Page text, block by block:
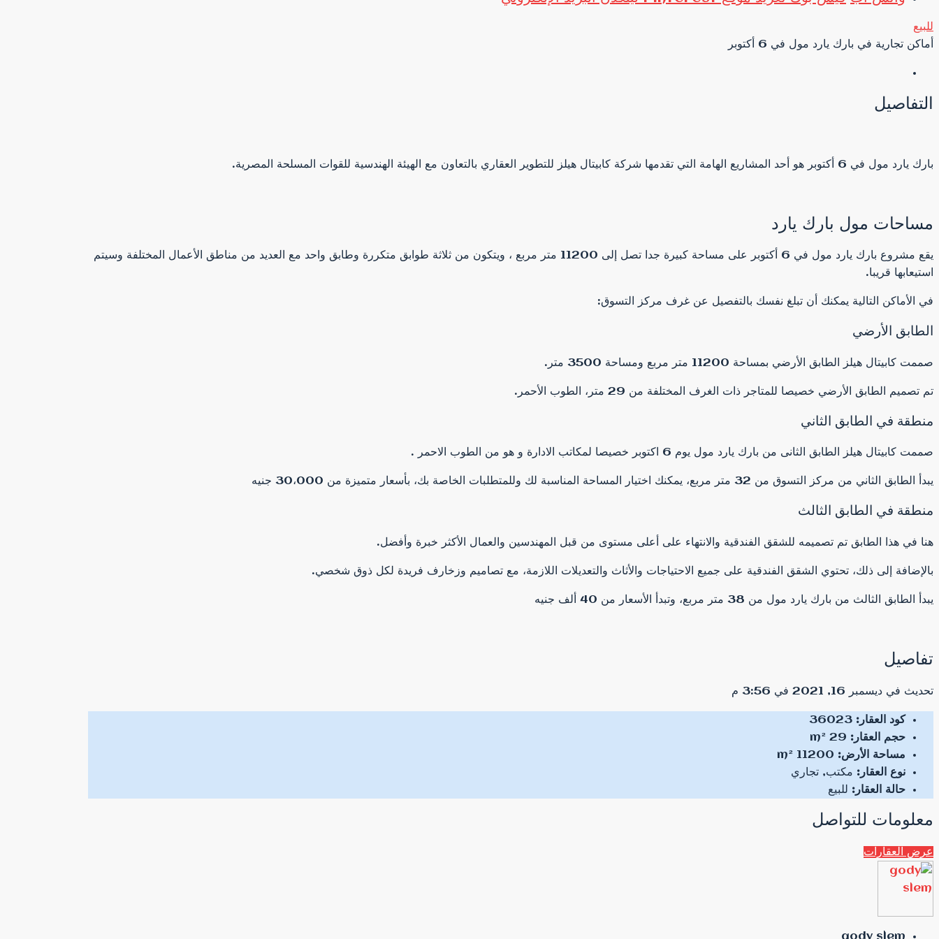
للبيع
أماكن تجارية في بارك يارد مول في 6 أكتوبر
التفاصيل
بارك يارد مول في 6 أكتوبر هو أحد المشاريع الهامة التي تقدمها شركة كابيتال هيلز للتطوير العقاري بالتعاون مع الهيئة الهندسية للقوات المسلحة المصرية.
مساحات مول بارك يارد
يقع مشروع بارك يارد مول في 6 أكتوبر على مساحة كبيرة جدا تصل إلى 11200 متر مربع ، ويتكون من ثلاثة طوابق متكررة وطابق واحد مع العديد من مناطق الأعمال المختلفة وسيتم
استيعابها قريبا.
في الأماكن التالية يمكنك أن تبلغ نفسك بالتفصيل عن غرف مركز التسوق:
الطابق الأرضي
صممت كابيتال هيلز الطابق الأرضي بمساحة 11200 متر مربع ومساحة 3500 متر.
تم تصميم الطابق الأرضي خصيصا للمتاجر ذات الغرف المختلفة من 29 متر، الطوب الأحمر.
منطقة في الطابق الثاني
صممت كابيتال هيلز الطابق الثانى من بارك يارد مول يوم 6 اكتوبر خصيصا لمكاتب الادارة و هو من الطوب الاحمر .
يبدأ الطابق الثاني من مركز التسوق من 32 متر مربع، يمكنك اختيار المساحة المناسبة لك وللمتطلبات الخاصة بك، بأسعار متميزة من 30،000 جنيه
منطقة في الطابق الثالث
هنا في هذا الطابق تم تصميمه للشقق الفندقية والانتهاء على أعلى مستوى من قبل المهندسين والعمال الأكثر خبرة وأفضل.
بالإضافة إلى ذلك، تحتوي الشقق الفندقية على جميع الاحتياجات والأثاث والتعديلات اللازمة، مع تصاميم وزخارف فريدة لكل ذوق شخصي.
يبدأ الطابق الثالث من بارك يارد مول من 38 متر مربع، وتبدأ الأسعار من 40 ألف جنيه
تفاصيل
تحديث في ديسمبر 16, 2021 في 3:56 م
كود العقار: 36023
حجم العقار: 29 m²
مساحة الأرض: 11200 m²
نوع العقار: مكتب, تجاري
حالة العقار: للبيع
معلومات للتواصل
عرض العقارات